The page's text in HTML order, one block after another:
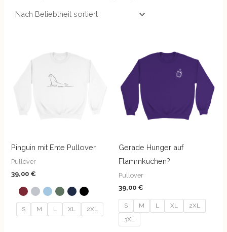
Pinguin mit Ente Pullover
Pullover
39,00 €
S M L XL 2XL
Gerade Hunger auf
Flammkuchen?
Pullover
39,00 €
S M L XL
2XL
3XL